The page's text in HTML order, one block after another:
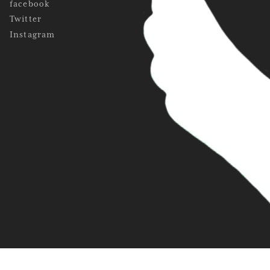
facebook
Twitter
Instagram